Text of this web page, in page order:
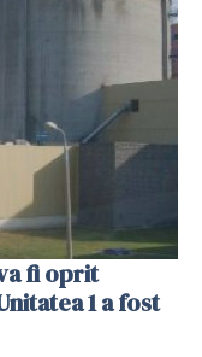
fi oprit
1 a fost